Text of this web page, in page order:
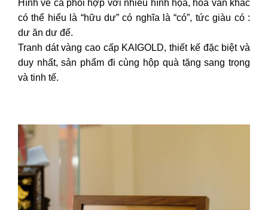
Hình vẽ cá phối hợp với nhiều hình họa, hoa văn khác
có thể hiểu là “hữu dư” có nghĩa là “có”, tức giàu có :
dư ăn dư để.
Tranh dát vàng cao cấp KAIGOLD, thiết kế đặc biệt và
duy nhất, sản phẩm đi cùng hộp quà tặng sang trọng
và tinh tế.